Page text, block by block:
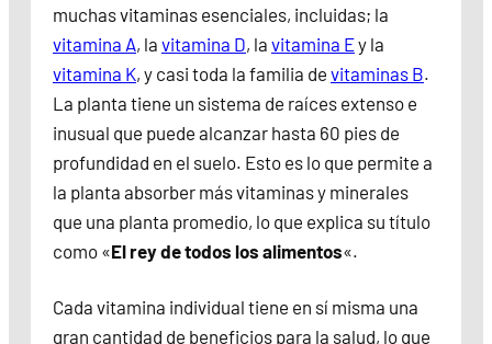
muchas vitaminas esenciales, incluidas; la
vitamina A, la vitamina D, la vitamina Ey la
vitamina K, y casi toda la familia de vitaminas B.
La planta tiene un sistema de raíces extenso e
inusual que puede alcanzar hasta 60 pies de
profundidad en el suelo. Esto es lo que permite a
la planta absorber más vitaminas y minerales
que una planta promedio, lo que explica su título
como «El rey de todos los alimentos«.
Cada vitamina individual tiene en sí misma una
gran cantidad de beneficios para la salud, lo que